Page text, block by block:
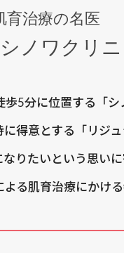
育治療の名医
シノワクリニ
5分に位置する「
得意とする「リジ
りたいという思い
る肌育治療にかけ